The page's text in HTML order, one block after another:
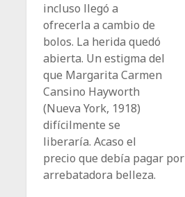
incluso llegó a
ofrecerla a cambio de
bolos. La herida quedó
abierta. Un estigma del
que Margarita Carmen
Cansino Hayworth
(Nueva York, 1918)
difícilmente se
liberaría. Acaso el
precio que debía pagar
arrebatadora belleza.